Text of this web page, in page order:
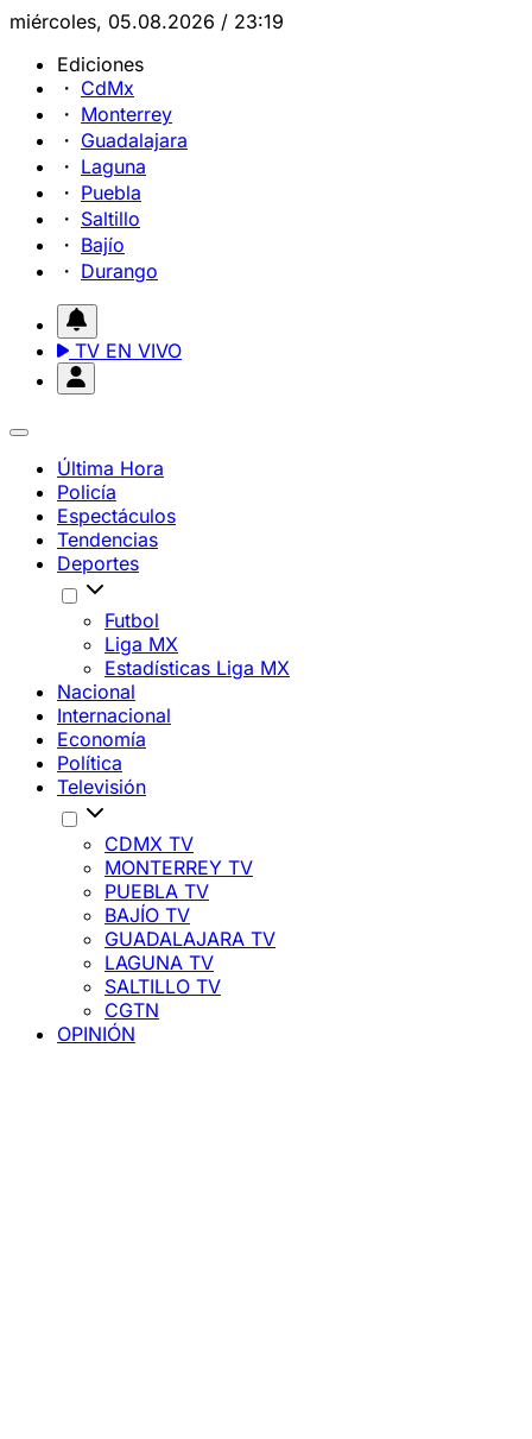
miércoles, 05.08.2026 / 23:19
Ediciones
CdMx
Monterrey
Guadalajara
Laguna
Puebla
Saltillo
Bajío
Durango
TV EN VIVO
Última Hora
Policía
Espectáculos
Tendencias
Deportes
Futbol
Liga MX
Estadísticas Liga MX
Nacional
Internacional
Economía
Política
Televisión
CDMX TV
MONTERREY TV
PUEBLA TV
BAJÍO TV
GUADALAJARA TV
LAGUNA TV
SALTILLO TV
CGTN
OPINIÓN